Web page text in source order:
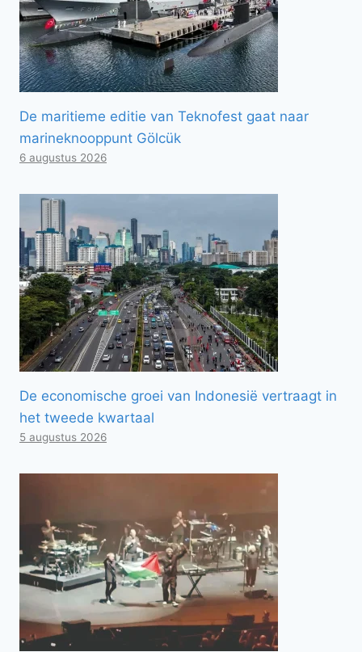
De maritieme editie van Teknofest gaat naar
marineknooppunt Gölcük
6 augustus 2026
De economische groei van Indonesië vertraagt ​​in
het tweede kwartaal
5 augustus 2026